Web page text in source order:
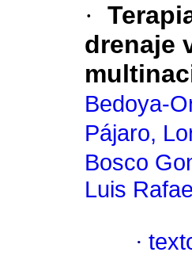
·
drenaje
Bedoya-
Pájaro,
Bosco
Luis Rafael
·